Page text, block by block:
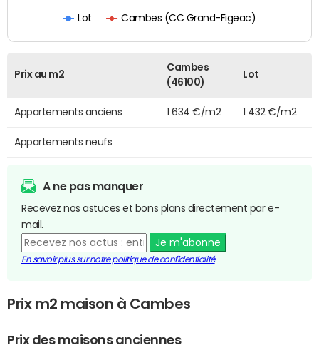
Lot Cambes (CC Grand-Figeac)
Prix au m2
Cambes
(46100)
Lot
Appartements anciens 1 634 €/m2 1 432 €/m2
Appartements neufs
A ne pas manquer
Recevez nos astuces et bons plans directement par e-
mail.
Je m'abonne
En savoir plus sur notre politique de confidentialité
Prix m2 maison à Cambes
Prix des maisons anciennes